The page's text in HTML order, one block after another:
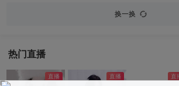
换一换
热门直播